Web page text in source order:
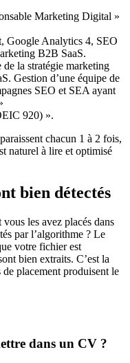
Marketing Digital »
Google Analytics 4, SEO
B2B SaaS.
de la stratégie marketing
Gestion d’une équipe de
SEO et SEA ayant
920) ».
chacun 1 à 2 fois,
naturel à lire et optimisé
bien détectés
les avez placés dans
par l’algorithme ? Le
votre fichier est
bien extraits. C’est la
placement produisent le
dans un CV ?